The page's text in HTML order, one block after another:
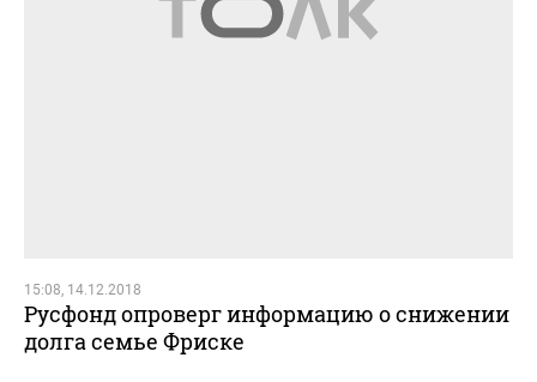
15:08, 14.12.2018
Русфонд опроверг информацию о снижении
долга семье Фриске